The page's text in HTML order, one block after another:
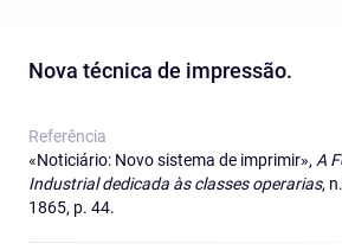
Nova técnica de impressão.
Referência
«Noticiário: Novo sistema de imprimir», A
Industrial dedicada às classes operarias,
1865, p. 44.